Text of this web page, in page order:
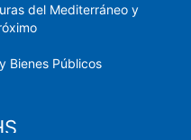
del Mediterráneo y
Bienes Públicos